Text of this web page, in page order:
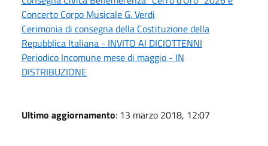
Concerto Corpo Musicale G. Verdi
Cerimonia di consegna della Costituzione della
Repubblica Italiana - INVITO AI DICIOTTENNI
Periodico Incomune mese di maggio - IN
DISTRIBUZIONE
Ultimo aggiornamento: 13 marzo 2018, 12:07